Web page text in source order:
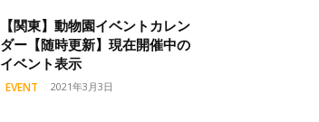
【関東】動物園イベントカレン
ダー【随時更新】現在開催中の
イベント表示
EVENT 2021年3月3日